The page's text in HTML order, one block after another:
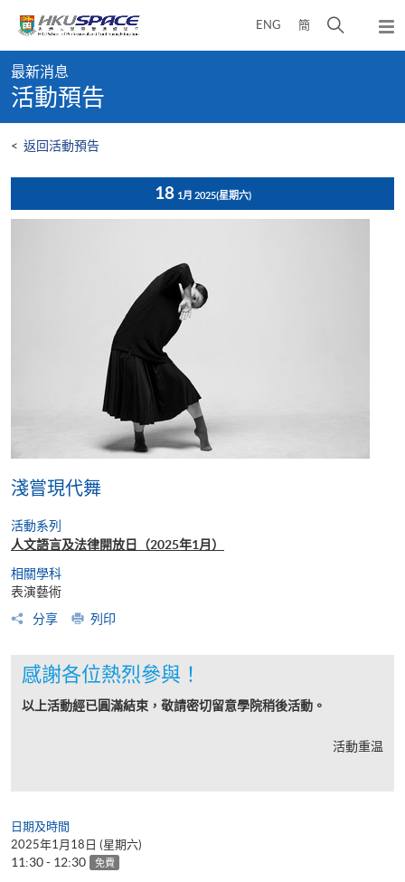
content
ENG 簡
開
彈
出
content
start
最新消息
活動預告
< 返回活動預告
18 1月 2025(星期六)
淺嘗現代舞
活動系列
人文語言及法律開放日（2025年1月）
相關學科
表演藝術
分享
列印
感謝各位熱烈參與！
以上活動經已圓滿結束，敬請密切留意學院稍後活動。
活動重温
日期及時間
2025年1月18日 (星期六)
11:30 - 12:30 免費